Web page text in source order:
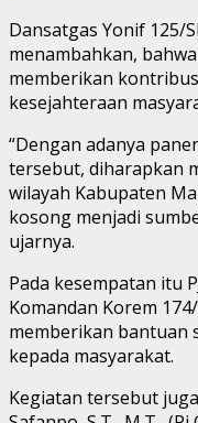
Dansatgas Yonif 125/
menambahkan,
memberikan
kesejahteraan
“Dengan adanya
tersebut, diharapkan
wilayah Kabupaten
kosong menjadi
ujarnya.
Pada kesempatan itu
Komandan Korem
memberikan bantuan
kepada masyarakat.
Kegiatan tersebut